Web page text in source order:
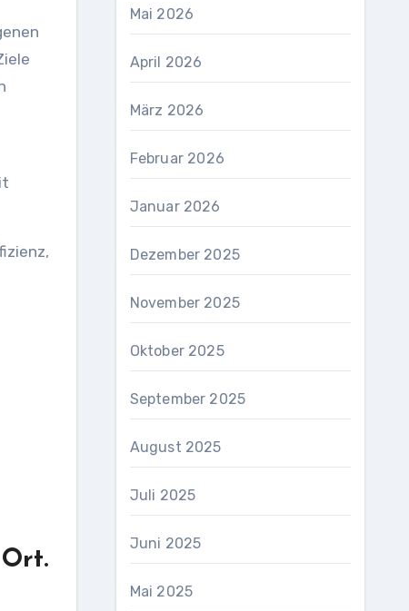
Mai 2026
April 2026
März 2026
Februar 2026
Januar 2026
Dezember 2025
November 2025
Oktober 2025
September 2025
August 2025
Juli 2025
Juni 2025
Mai 2025